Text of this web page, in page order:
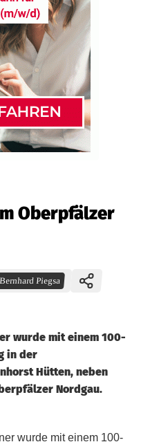
Oberpfälzer
Bernhard Piegsa
wurde mit einem 100-
in der
Hütten, neben
Nordgau.